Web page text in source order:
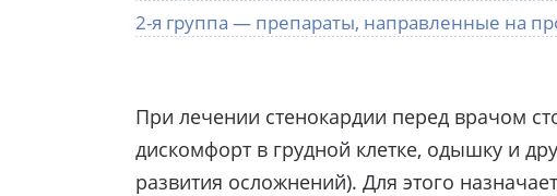
2-я группа — препараты, направленные на
При лечении стенокардии перед врачом
дискомфорт в грудной клетке, одышку и
развития осложнений). Для этого